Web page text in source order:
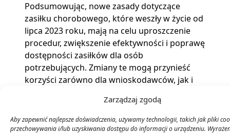
Zarządzaj zgodą
Aby zapewnić najlepsze doświadczenia, używamy technologii, takich jak pliki
przechowywania i/lub uzyskiwania dostępu do informacji o urządzeniu.
Podsumowując, nowe zasady dotyczące
zasiłku chorobowego, które weszły w życie od
lipca 2023 roku, mają na celu uproszczenie
procedur, zwiększenie efektywności i poprawę
dostępności zasiłków dla osób
potrzebujących. Zmiany te mogą przynieść
korzyści zarówno dla wnioskodawców, jak i
nowoczesnego systemu wsparcia
społecznego w Polsce.